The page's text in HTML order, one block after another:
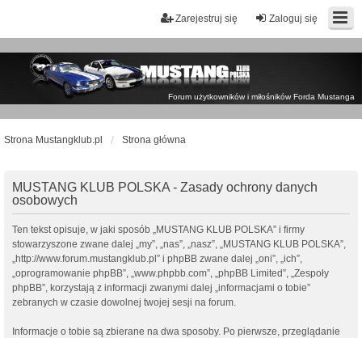
Zaloguj się
Zarejestruj się
Forum użytkowników i miłośników Forda Mustanga
Strona Mustangklub.pl Strona główna
MUSTANG KLUB POLSKA - Zasady ochrony danych
osobowych
Ten tekst opisuje, w jaki sposób „MUSTANG KLUB POLSKA” i firmy
stowarzyszone zwane dalej „my”, „nas”, „nasz”, „MUSTANG KLUB POLSKA”,
„http://www.forum.mustangklub.pl” i phpBB zwane dalej „oni”, „ich”,
„oprogramowanie phpBB”, „www.phpbb.com”, „phpBB Limited”, „Zespoły
phpBB”, korzystają z informacji zwanymi dalej „informacjami o tobie”
zebranych w czasie dowolnej twojej sesji na forum.
Informacje o tobie są zbierane na dwa sposoby. Po pierwsze, przeglądanie